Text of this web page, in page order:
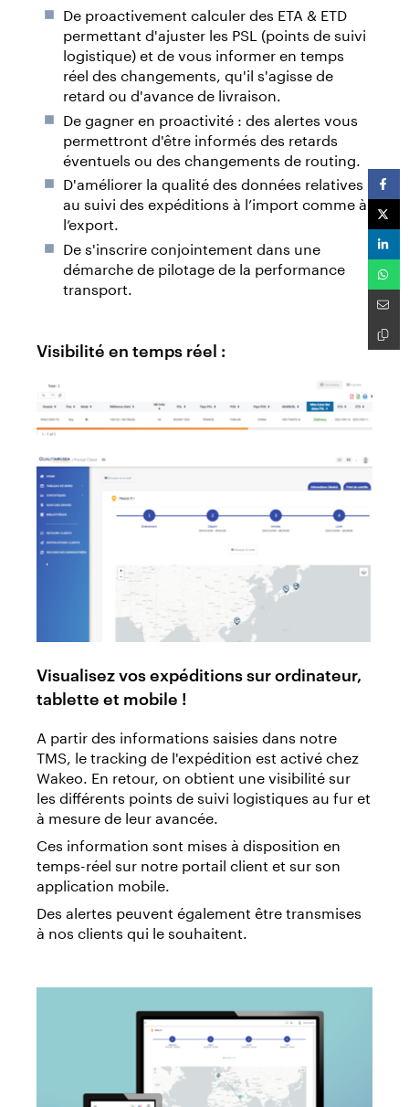
De proactivement calculer des ETA & ETD
permettant d'ajuster les PSL (points de suivi
logistique) et de vous informer en temps
réel des changements, qu'il s'agisse de
retard ou d'avance de livraison.
De gagner en proactivité : des alertes vous
permettront d'être informés des retards
éventuels ou des changements de routing.
D'améliorer la qualité des données relatives
au suivi des expéditions à l’import comme à
l’export.
De s'inscrire conjointement dans une
démarche de pilotage de la performance
transport.
Visibilité en temps réel :
Visualisez vos expéditions sur ordinateur,
tablette et mobile !
A partir des informations saisies dans notre
TMS, le tracking de l'expédition est activé chez
Wakeo. En retour, on obtient une visibilité sur
les différents points de suivi logistiques au fur et
à mesure de leur avancée.
Ces information sont mises à disposition en
temps-réel sur notre portail client et sur son
application mobile.
Des alertes peuvent également être transmises
à nos clients qui le souhaitent.